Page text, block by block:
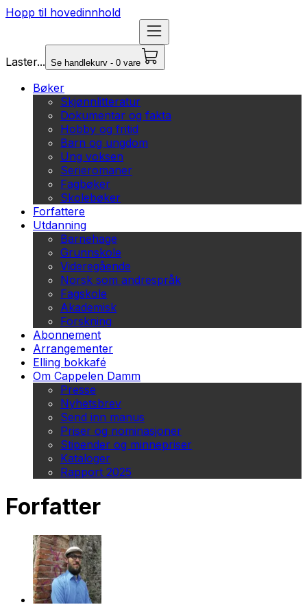
Hopp til hovedinnhold
Laster... Se handlekurv - 0 vare
Bøker
Skjønnlitteratur
Dokumentar og fakta
Hobby og fritid
Barn og ungdom
Ung voksen
Serieromaner
Fagbøker
Skolebøker
Forfattere
Utdanning
Barnehage
Grunnskole
Videregående
Norsk som andrespråk
Fagskole
Akademisk
Forskning
Abonnement
Arrangementer
Elling bokkafé
Om Cappelen Damm
Presse
Nyhetsbrev
Send inn manus
Priser og nominasjoner
Stipender og minnepriser
Kataloger
Rapport 2025
Forfatter